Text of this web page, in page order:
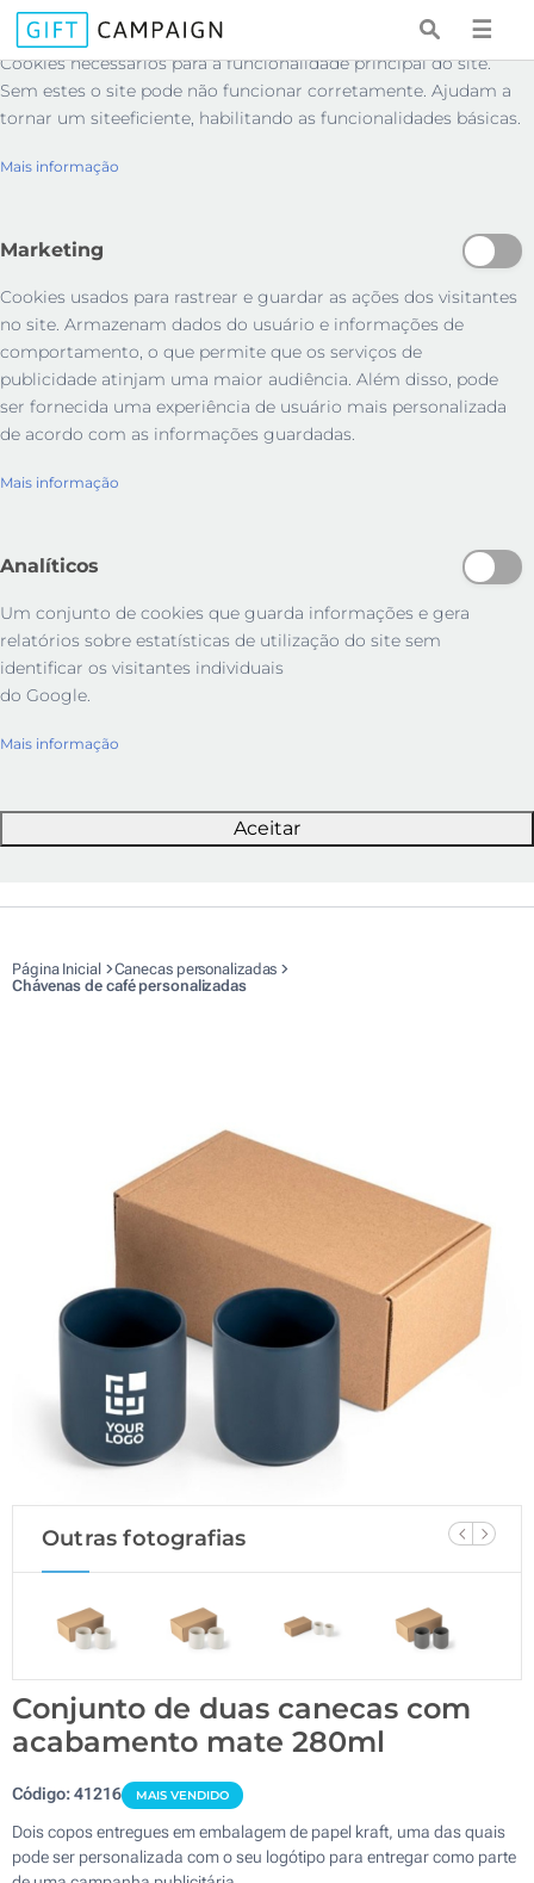
Essenciais
Cookies necessários para a funcionalidade principal do site.
Sem estes o site pode não funcionar corretamente. Ajudam a
tornar um siteeficiente, habilitando as funcionalidades básicas.
Mais informação
Marketing
Cookies usados ​​para rastrear e guardar as ações dos visitantes
no site. Armazenam dados do usuário e informações de
comportamento, o que permite que os serviços de
publicidade atinjam uma maior audiência. Além disso, pode
ser fornecida uma experiência de usuário mais personalizada
de acordo com as informações guardadas.
Mais informação
Analíticos
Um conjunto de cookies que guarda informações e gera
relatórios sobre estatísticas de utilização do site sem
identificar os visitantes individuais
do Google.
Mais informação
Aceitar
☰
Página Inicial
Canecas personalizadas
Chávenas de café personalizadas
Outras fotografias
Conjunto de duas canecas com
acabamento mate 280ml
Código:41216 MAIS VENDIDO
Dois copos entregues em embalagem de papel kraft, uma das quais
pode ser personalizada com o seu logótipo para entregar como parte